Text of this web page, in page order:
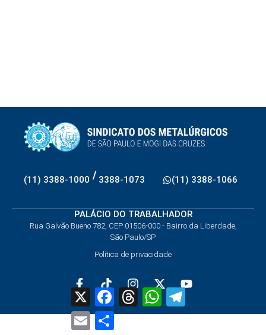
(11) 3388-1000 / 3388-1073 (11) 3388-1066
PALÁCIO DO TRABALHADOR
Rua Galvão Bueno 782, CEP 01506-000 - Bairro da Liberdade,
São Paulo/SP
Política de privacidade
X FacebookThreadsWhatsApp
EmailShare